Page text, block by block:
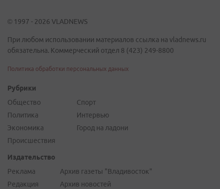
© 1997 - 2026 VLADNEWS
При любом использовании материалов ссылка на vladnews.ru
обязательна. Коммерческий отдел 8 (423) 249-8800
Политика обработки персональных данных
Рубрики
Общество
Политика
Экономика
Происшествия
Спорт
Интервью
Город на ладони
Издательство
Реклама
Редакция
Архив газеты "Владивосток"
Архив новостей